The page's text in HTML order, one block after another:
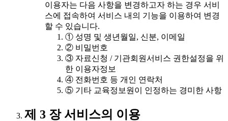
이용자는 다음 사항을 변경하고자 하는 경우 서비
스에 접속하여 서비스 내의 기능을 이용하여 변경
할 수 있습니다.
① 성명 및 생년월일, 신분, 이메일
② 비밀번호
③ 자료신청 / 기관회원서비스 권한설정을 위
한 이용자정보
④ 전화번호 등 개인 연락처
⑤ 기타 교육정보원이 인정하는 경미한 사항
제 3 장 서비스의 이용